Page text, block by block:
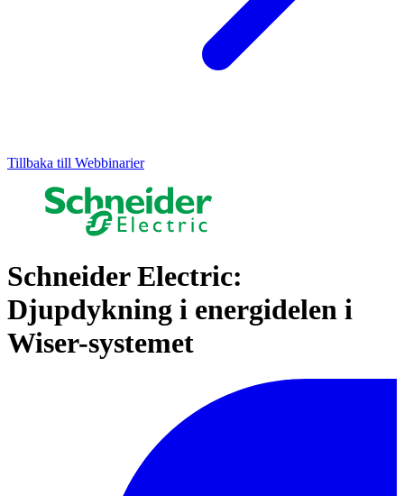
Tillbaka till Webbinarier
Schneider Electric:
Djupdykning i energidelen i
Wiser-systemet